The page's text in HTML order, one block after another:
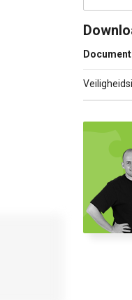
Document